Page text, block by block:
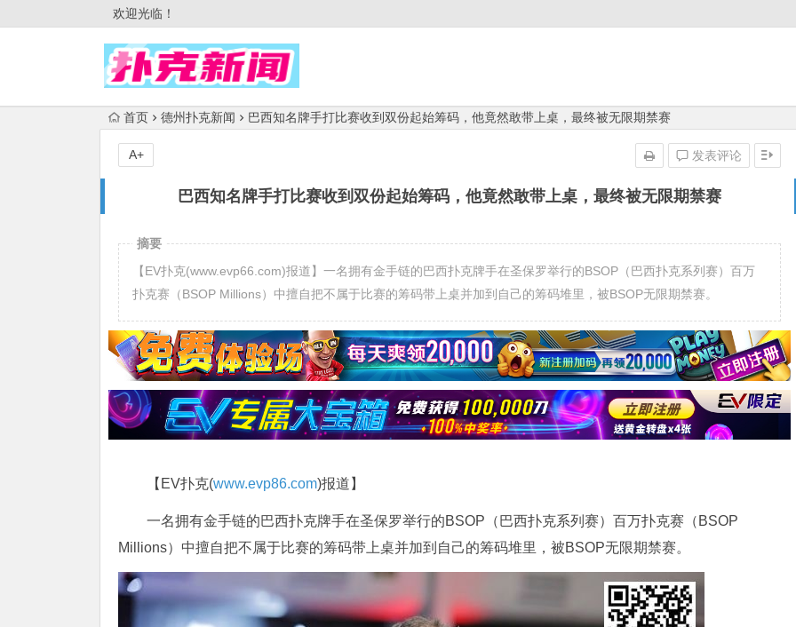
欢迎光临！
首页 德州扑克新闻 巴西知名牌手打比赛收到双份起始筹码，他竟然敢带上桌，最终被无限期禁赛
巴西知名牌手打比赛收到双份起始筹码，他竟然敢带上桌，最终被无限期禁赛
发表评论
A+
摘要
【EV扑克(www.evp66.com)报道】一名拥有金手链的巴西扑克牌手在圣保罗举行的BSOP（巴西扑克系列赛）百万
扑克赛（BSOP Millions）中擅自把不属于比赛的筹码带上桌并加到自己的筹码堆里，被BSOP无限期禁赛。
【EV扑克(www.evp86.com)报道】
一名拥有金手链的巴西扑克牌手在圣保罗举行的BSOP（巴西扑克系列赛）百万扑克赛（BSOP
Millions）中擅自把不属于比赛的筹码带上桌并加到自己的筹码堆里，被BSOP无限期禁赛。